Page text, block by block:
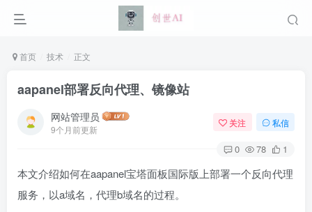
首页 技术 正文
aapanel部署反向代理、镜像站
网站管理员
9个月前更新
关注 私信
0 78 1
本文介绍如何在aapanel宝塔面板国际版上部署一个反向代理
服务，以a域名，代理b域名的过程。